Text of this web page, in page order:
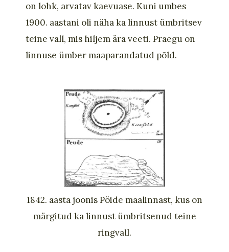
on lohk, arvatav kaevuase. Kuni umbes
1900. aastani oli näha ka linnust ümbritsev
teine vall, mis hiljem ära veeti. Praegu on
linnuse ümber maaparandatud põld.
1842. aasta joonis Pöide maalinnast, kus on
märgitud ka linnust ümbritsenud teine
ringvall.